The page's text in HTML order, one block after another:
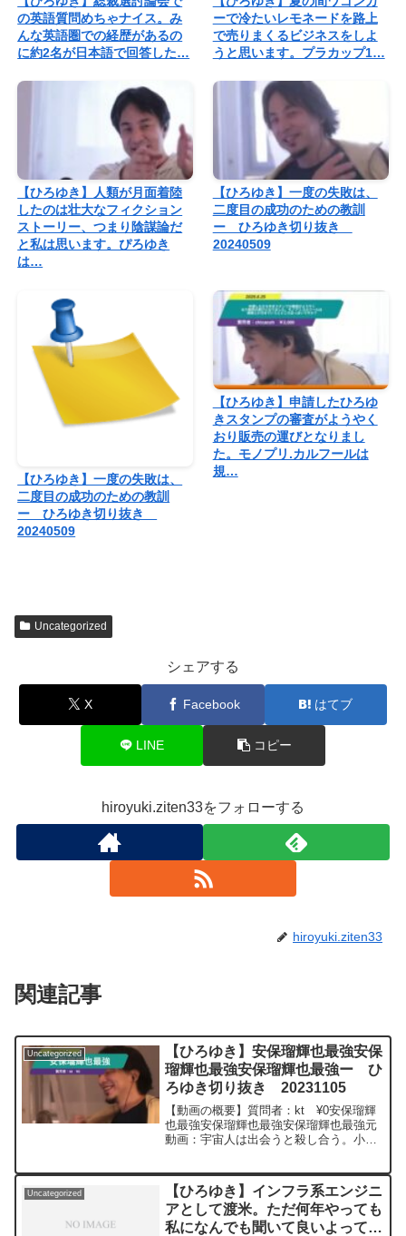
の英語質問めちゃナイス。み
んな英語圏での経歴があるの
に約2名が日本語で回答した…
ーで冷たいレモネードを路上
で売りまくるビジネスをしよ
うと思います。プラカップ1…
【ひろゆき】人類が月面着陸
したのは壮大なフィクション
ストーリー、つまり陰謀論だ
と私は思います。ぴろゆき
は…
【ひろゆき】一度の失敗は、
二度目の成功のための教訓
ー ひろゆき切り抜き
20240509
【ひろゆき】一度の失敗は、
二度目の成功のための教訓
ー ひろゆき切り抜き
20240509
【ひろゆき】申請したひろゆ
きスタンプの審査がようやく
おり販売の運びとなりまし
た。モノプリ.カルフールは
規…
Uncategorized
シェアする
X Facebook はてブ
LINE コピー
hiroyuki.ziten33をフォローする
hiroyuki.ziten33
関連記事
Uncategorized
【ひろゆき】安保瑠輝也最強安保
瑠輝也最強安保瑠輝也最強ー ひ
ろゆき切り抜き 20231105
【動画の概要】質問者：kt ¥0安保瑠輝
也最強安保瑠輝也最強安保瑠輝也最強元
動画：宇宙人は出会うと殺し合う。小諸
せられた質問について、一問一答形式に
してみまし...
Uncategorized
【ひろゆき】インフラ系エンジニ
アとして渡米。ただ何年やっても
私になんでも聞いて良いよってス